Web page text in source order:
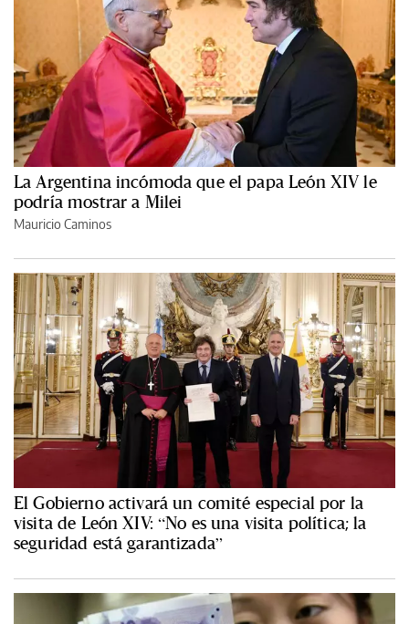
La Argentina incómoda que el papa León XIV le
podría mostrar a Milei
Mauricio Caminos
El Gobierno activará un comité especial por la
visita de León XIV: “No es una visita política; la
seguridad está garantizada”